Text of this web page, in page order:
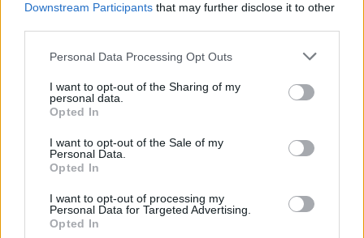
Downstream Participants that may further disclose it to other
Please note that this website/app uses one or more Google
not limited to your visit or usage behaviour. You may click to
grant or deny consent to Google and its third-party tags to
use your data for below specified purposes in below Google
consent section.
Personal Data Processing Opt Outs
I want to opt-out of the Sharing of my
personal data.
Opted In
I want to opt-out of the Sale of my
Personal Data.
Opted In
I want to opt-out of processing my
Personal Data for Targeted Advertising.
Opted In
Amire többmillióan vártunk: szombattól másodfokúra
csökken a riasztás